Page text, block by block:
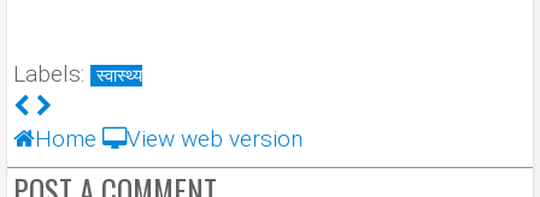
Labels: स्वास्थ्य
Home View web version